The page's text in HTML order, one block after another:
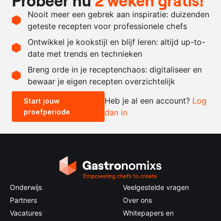
behoefte
naar
rietsuiker
Recept omrekenen
- +
0.5x 1x 2x
Nooit meer een gebrek aan inspiratie: duizenden
geteste recepten voor professionele chefs
Ontwikkel je kookstijl en blijf leren: altijd up-to-
date met trends en technieken
Breng orde in je receptenchaos: digitaliseer en
bewaar je eigen recepten overzichtelijk
Start jouw
proefperiode
Heb je al een account? Log
dan in
Onderwijs
Partners
Vacatures
Veelgestelde vragen
Over ons
Whitepapers en